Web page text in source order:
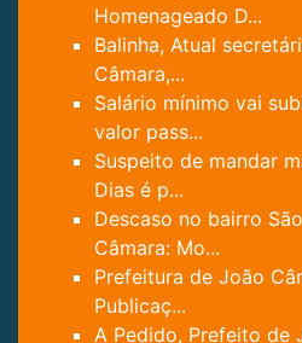
Homenageado D...
Balinha, Atual
Câmara,...
Salário mínimo vai
valor pass...
Suspeito de mandar
Dias é p...
Descaso no bairro
Câmara: Mo...
Prefeitura de João
Publicaç...
A Pedido, Prefeito de